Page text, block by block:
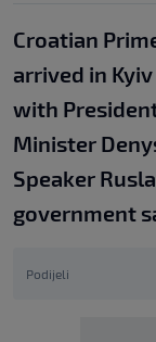
Croatian
arrived in
with
Minister
Speaker
government
Podijeli